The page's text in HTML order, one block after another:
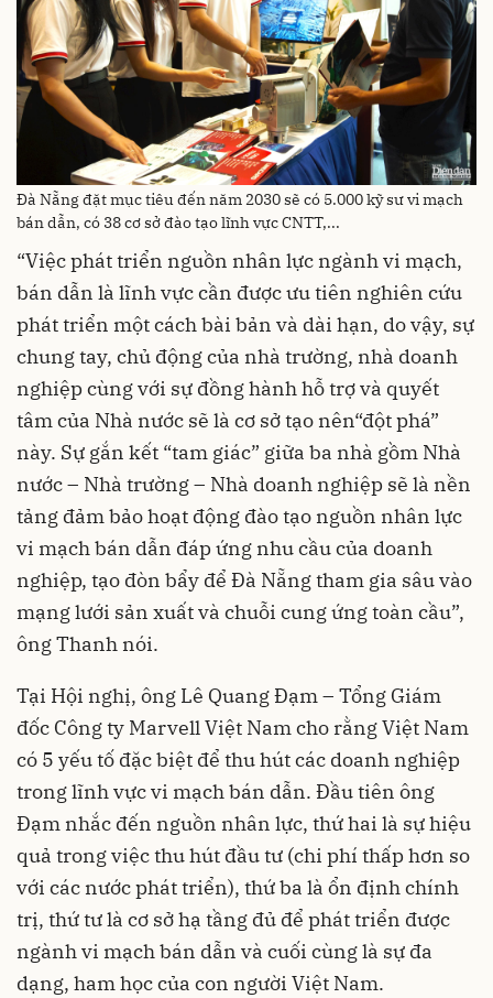
Đà Nẵng đặt mục tiêu đến năm 2030 sẽ có 5.000 kỹ sư vi mạch
bán dẫn, có 38 cơ sở đào tạo lĩnh vực CNTT,...
“Việc phát triển nguồn nhân lực ngành vi mạch,
bán dẫn là lĩnh vực cần được ưu tiên nghiên cứu
phát triển một cách bài bản và dài hạn, do vậy, sự
chung tay, chủ động của nhà trường, nhà doanh
nghiệp cùng với sự đồng hành hỗ trợ và quyết
tâm của Nhà nước sẽ là cơ sở tạo nên“đột phá”
này. Sự gắn kết “tam giác” giữa ba nhà gồm Nhà
nước – Nhà trường – Nhà doanh nghiệp sẽ là nền
tảng đảm bảo hoạt động đào tạo nguồn nhân lực
vi mạch bán dẫn đáp ứng nhu cầu của doanh
nghiệp, tạo đòn bẩy để Đà Nẵng tham gia sâu vào
mạng lưới sản xuất và chuỗi cung ứng toàn cầu”,
ông Thanh nói.
Tại Hội nghị, ông Lê Quang Đạm – Tổng Giám
đốc Công ty Marvell Việt Nam cho rằng Việt Nam
có 5 yếu tố đặc biệt để thu hút các doanh nghiệp
trong lĩnh vực vi mạch bán dẫn. Đầu tiên ông
Đạm nhắc đến nguồn nhân lực, thứ hai là sự hiệu
quả trong việc thu hút đầu tư (chi phí thấp hơn so
với các nước phát triển), thứ ba là ổn định chính
trị, thứ tư là cơ sở hạ tầng đủ để phát triển được
ngành vi mạch bán dẫn và cuối cùng là sự đa
dạng, ham học của con người Việt Nam.